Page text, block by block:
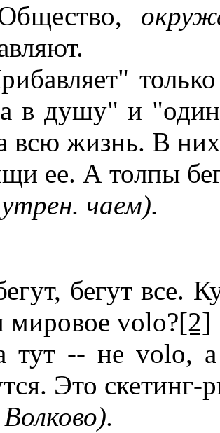
в душу" и
всю жизнь. В
ее. А толпы
чаем).
бегут все.
мировое volo?[2]
-- не volo, a
Это скетинг-